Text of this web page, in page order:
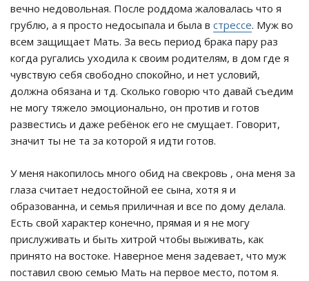
вечно недовольная. После роддома жаловалась что я
грублю, а я просто недосыпала и была в стрессе. Муж во
всем защищает Мать. За весь период брака пару раз
когда ругались уходила к своим родителям, в дом где я
чувствую себя свободно спокойно, и нет условий,
должна обязана и тд. Сколько говорю что давай съедим
не могу тяжело эмоционально, он против и готов
развестись и даже ребёнок его не смущает. Говорит,
значит ты не та за которой я идти готов.
У меня накопилось много обид на свекровь , она меня за
глаза считает недостойной ее сына, хотя я и
образованна, и семья приличная и все по дому делала.
Есть свой характер конечно, прямая и я не могу
прислуживать и быть хитрой чтобы выживать, как
принято на востоке. Наверное меня задевает, что муж
поставил свою семью Мать на первое место, потом я.